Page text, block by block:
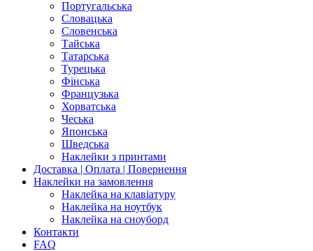
Португальська
Словацька
Словенська
Тайська
Татарська
Турецька
Фінська
Французька
Хорватська
Чеська
Японська
Шведська
Наклейки з принтами
Доставка | Оплата | Повернення
Наклейки на замовлення
Наклейка на клавіатуру
Наклейка на ноутбук
Наклейка на сноуборд
Контакти
FAQ